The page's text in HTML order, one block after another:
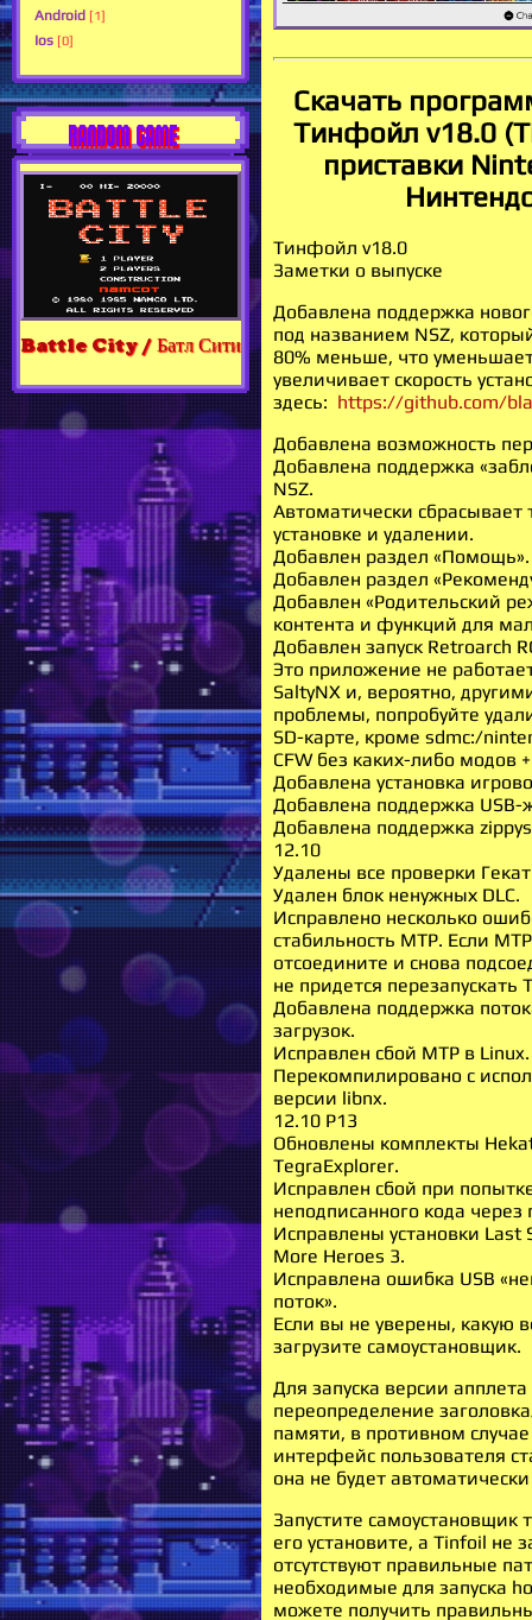
Android [1]
Ios [0]
RANDOM GAME
Battle City / Батл Сити
Скачать
Тинфойл v18.0
приставки
Тинфойл v18.0
Заметки о выпуске
Добавлена ​​поддержка
под названием NSZ,
80% меньше, что
увеличивает скорость
здесь: https://github.com/
Добавлена ​​возможность
Добавлена ​​поддержка
NSZ.
Автоматически
установке и удалении.
Добавлен раздел «Помощь».
Добавлен раздел
Добавлен «Родительский
контента и функций для
Добавлен запуск Retroarch
Это приложение не
SaltyNX и, вероятно,
проблемы, попробуйте
SD-карте, кроме sdmc:/
CFW без каких-либо модов
Добавлена ​​установка
Добавлена ​​поддержка USB-
Добавлена ​​поддержка
12.10
Удалены все проверки
Удален блок ненужных DLC.
Исправлено несколько
стабильность MTP. Если
отсоедините и снова
не придется перезапускать
Добавлена ​​поддержка
загрузок.
Исправлен сбой MTP в Linux.
Перекомпилировано с
версии libnx.
12.10 Р13
Обновлены комплекты
TegraExplorer.
Исправлен сбой при
неподписанного кода через
Исправлены установки Last
More Heroes 3.
Исправлена ​​ошибка USB
поток».
Если вы не уверены, какую
загрузите самоустановщик.
Для запуска версии апплета
переопределение
памяти, в противном
интерфейс пользователя
она не будет
Запустите самоустановщик
его установите, а Tinfoil не
отсутствуют правильные
необходимые для запуска
можете получить